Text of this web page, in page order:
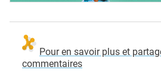
Pour en savoir plus et
commentaires